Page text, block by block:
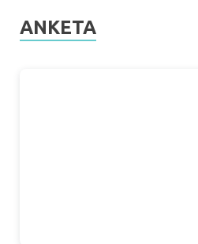
ANKETA